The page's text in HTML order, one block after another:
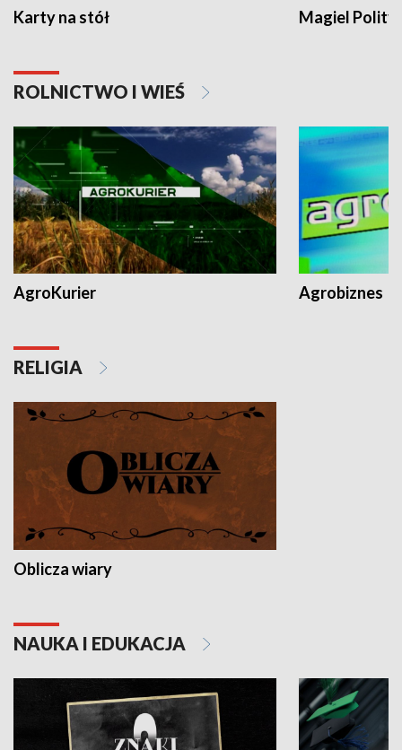
Karty na stół Magiel
ROLNICTWO I WIEŚ
AgroKurier Agrobiznes
RELIGIA
Oblicza wiary
NAUKA I EDUKACJA